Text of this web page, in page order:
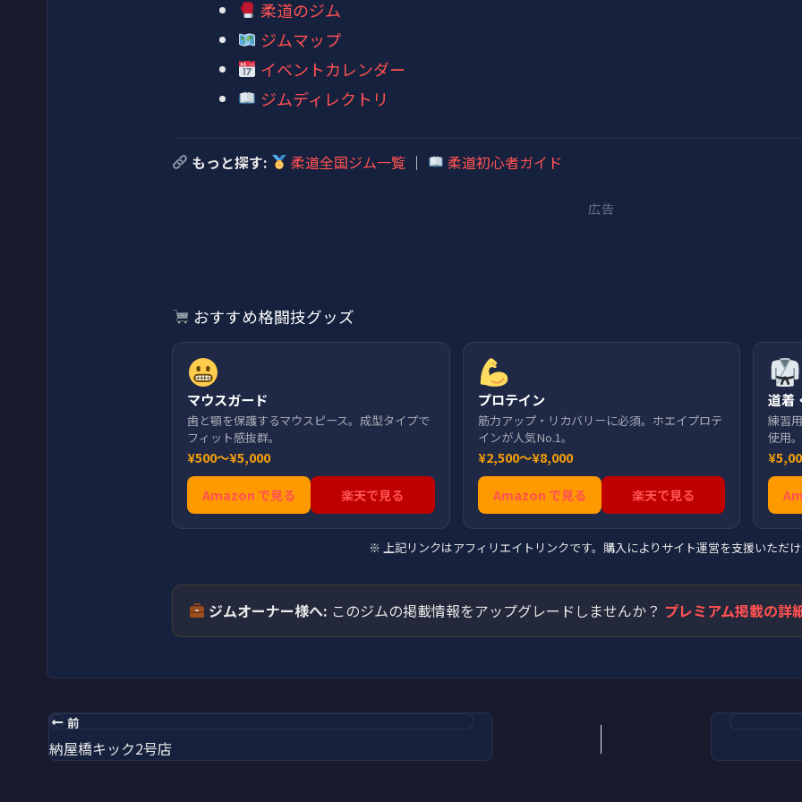
柔道のジム
ジムマップ
イベントカレンダー
ジムディレクトリ
もっと探す: 柔道全国ジム一覧 ｜ 柔道初心者ガイド
広告
おすすめ格闘技グッズ
マウスガード
歯と顎を保護するマウスピース。成型タイプで
フィット感抜群。
¥500〜¥5,000
Amazon で見る 楽天で見る
プロテイン
筋力アップ・リカバリーに必須。ホエイプロテ
インが人気No.1。
¥2,500〜¥8,000
Amazon で見る 楽天で見る
道着
練習
使用
※ 上記リンクはアフィリエイトリンクです。購入によりサイト運営を支援いただ
ジムオーナー様へ: このジムの掲載情報をアップグレードしませんか？ プレミアム掲載の詳
前
納屋橋キック2号店